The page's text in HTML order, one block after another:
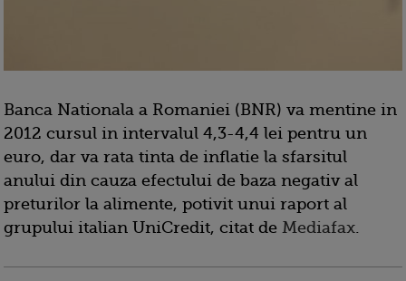
Banca Nationala a Romaniei (BNR) va mentine in
2012 cursul in intervalul 4,3-4,4 lei pentru un
euro, dar va rata tinta de inflatie la sfarsitul
anului din cauza efectului de baza negativ al
preturilor la alimente, potivit unui raport al
grupului italian UniCredit, citat de Mediafax.